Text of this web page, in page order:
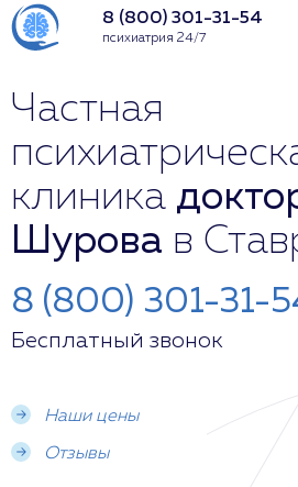
8 (800) 301-31-54
психиатрия 24/7
Частная
клиника
Шурова в
8 (800) 301-31-
Бесплатный звонок
Наши цены
Отзывы